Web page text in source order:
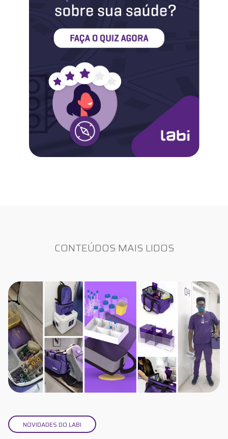
Sobre o Labi
Conheça o Labi
CONTEÚDOS MAIS LIDOS
NOVIDADES DO LABI